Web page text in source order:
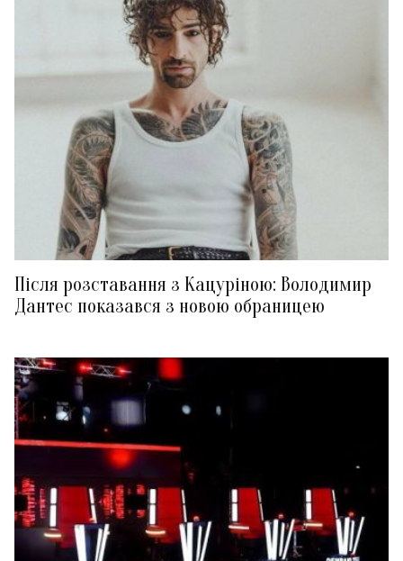
Після розставання з Кацуріною: Володимир
Дантес показався з новою обраницею